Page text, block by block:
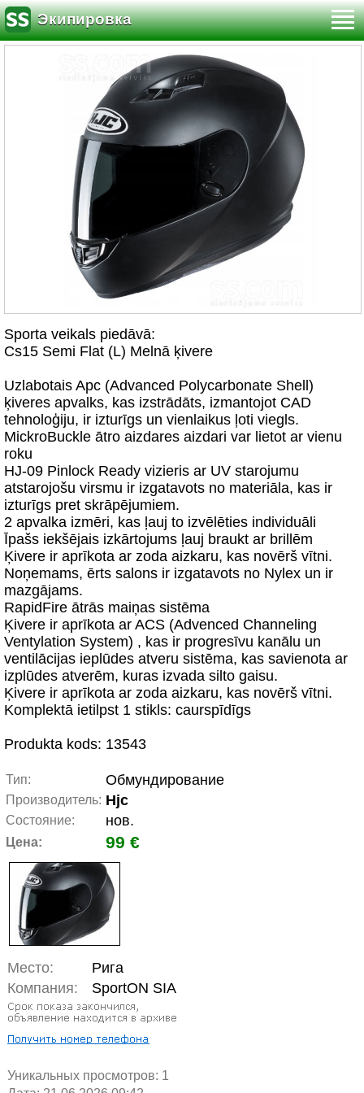
Экипировка
Sporta veikals piedāvā:
Cs15 Semi Flat (L) Melnā ķivere
Uzlabotais Apc (Advanced Polycarbonate Shell)
ķiveres apvalks, kas izstrādāts, izmantojot CAD
tehnoloģiju, ir izturīgs un vienlaikus ļoti viegls.
MickroBuckle ātro aizdares aizdari var lietot ar vienu
roku
HJ-09 Pinlock Ready vizieris ar UV starojumu
atstarojošu virsmu ir izgatavots no materiāla, kas ir
izturīgs pret skrāpējumiem.
2 apvalka izmēri, kas ļauj to izvēlēties individuāli
Īpašs iekšējais izkārtojums ļauj braukt ar brillēm
Ķivere ir aprīkota ar zoda aizkaru, kas novērš vītni.
Noņemams, ērts salons ir izgatavots no Nylex un ir
mazgājams.
RapidFire ātrās maiņas sistēma
Ķivere ir aprīkota ar ACS (Advenced Channeling
Ventylation System) , kas ir progresīvu kanālu un
ventilācijas ieplūdes atveru sistēma, kas savienota ar
izplūdes atverēm, kuras izvada silto gaisu.
Ķivere ir aprīkota ar zoda aizkaru, kas novērš vītni.
Komplektā ietilpst 1 stikls: caurspīdīgs
Produkta kods: 13543
Тип: Обмундирование
Производитель: Hjc
Состояние: нов.
Цена: 99 €
Место:
Рига
Компания:
SportON SIA
Уникальных просмотров: 1